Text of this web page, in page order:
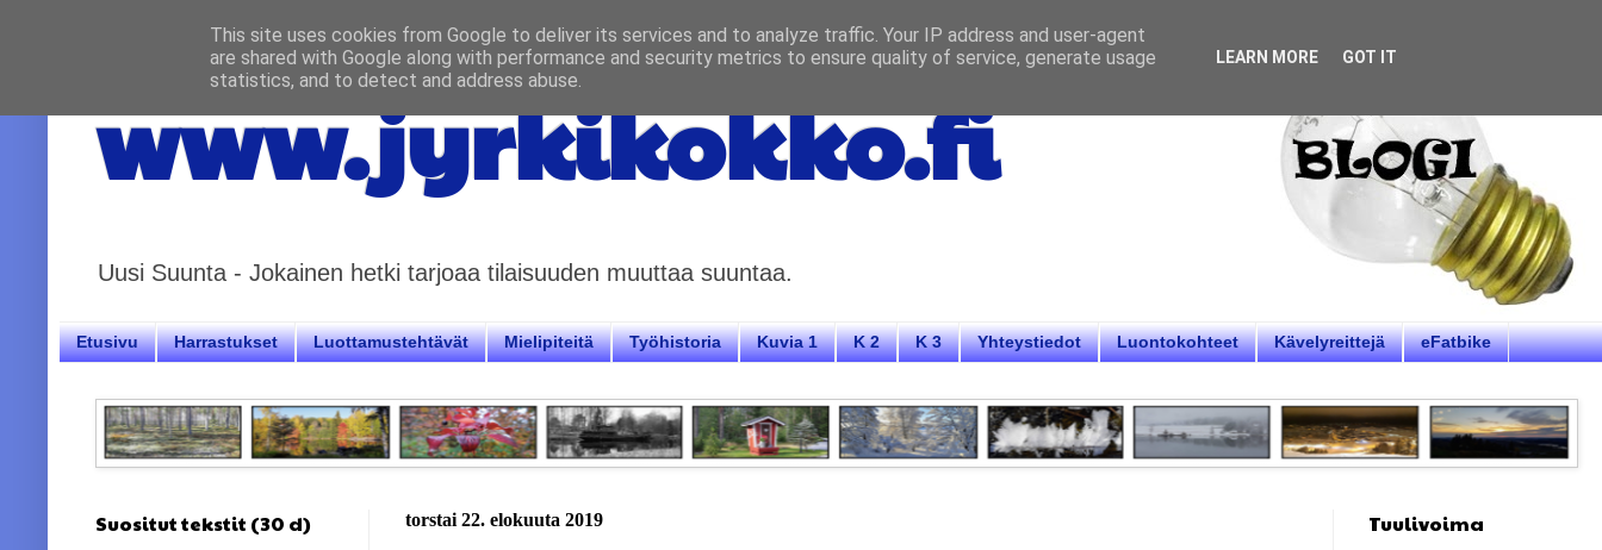
www.jyrkikokko.fi
Uusi Suunta - Jokainen hetki tarjoaa tilaisuuden muuttaa suuntaa.
Etusivu Harrastukset Luottamustehtävät Mielipiteitä Työhistoria Kuvia 1 K 2 K 3 Yhteystiedot Luontokohteet Kävelyreittejä eFatbike
torstai 22. elokuuta 2019
Suositut tekstit (30 d) Tuulivoima
This site uses cookies from Google to deliver its services and to analyze traffic. Your IP address and user-agent
are shared with Google along with performance and security metrics to ensure quality of service, generate usage
statistics, and to detect and address abuse.
LEARN MORE GOT IT